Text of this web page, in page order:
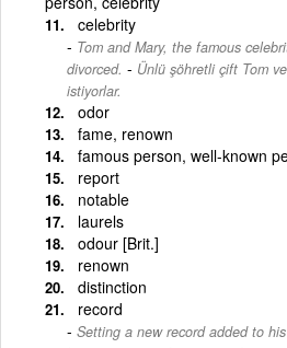
celebrity
Tom and Mary, the famous
divorced. - Ünlü şöhretli çift Tom
istiyorlar.
odor
fame, renown
famous person, well-known
report
notable
laurels
odour [Brit.]
renown
distinction
record
Setting a new record added to